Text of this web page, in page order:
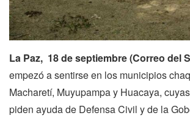
La Paz, 18 de septiembre (Correo del
empezó a sentirse en los municipios
Macharetí, Muyupampa y Huacaya,
piden ayuda de Defensa Civil y de la